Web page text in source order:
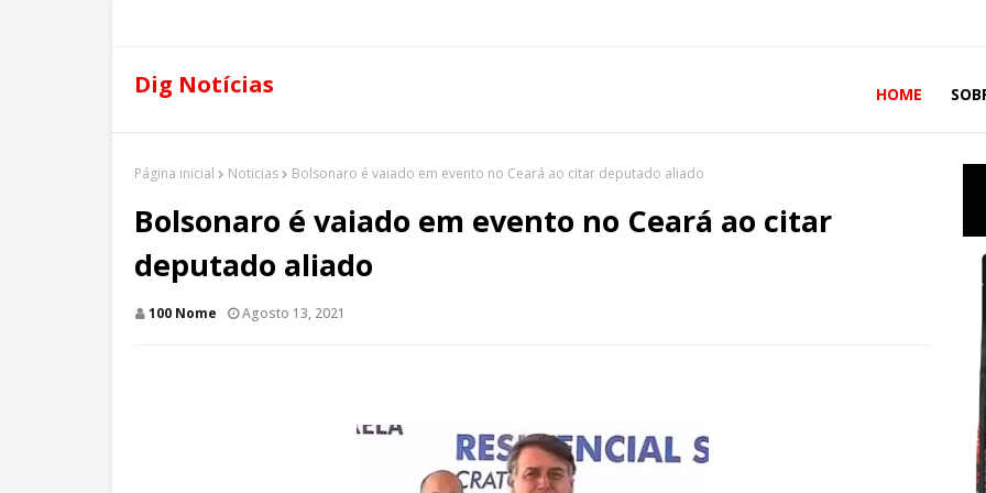
Dig Notícias HOME
Página inicial Noticias Bolsonaro é vaiado em evento no Ceará ao citar deputado aliado
Bolsonaro é vaiado em evento no Ceará ao citar
deputado aliado
100 Nome Agosto 13, 2021